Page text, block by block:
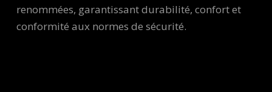
renommées, garantissant durabilité, confort et
conformité aux normes de sécurité.